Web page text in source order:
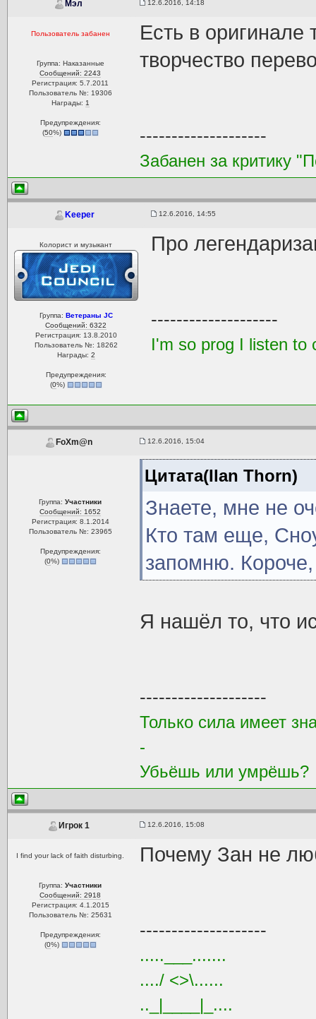
Мэл 12.6.2016, 14:18
Пользователь забанен
Группа: Наказанные
Сообщений: 2243
Регистрация: 5.7.2011
Пользователь №: 19306
Награды: 1
Предупреждения:
(50%)
Есть в оригинале
творчество
--------------------
Забанен за критику
Keeper 12.6.2016, 14:55
Колорист и музыкант
Группа: Ветераны JC
Сообщений: 6322
Регистрация: 13.8.2010
Пользователь №: 18262
Награды: 2
Предупреждения:
(0%)
Про
--------------------
I'm so prog I listen to
FoXm@n 12.6.2016, 15:04
Группа:Участники
Сообщений: 1652
Регистрация: 8.1.2014
Пользователь №: 23965
Предупреждения:
(0%)
Цитата(Ilan Thorn)
Знаете, мне не
Кто там еще,
запомню.
Я нашёл то, что
--------------------
Только сила имеет
-
Убьёшь или умрёшь?
Игрок 1 12.6.2016, 15:08
I find your lack of faith disturbing.
Группа:Участники
Сообщений: 2918
Регистрация: 4.1.2015
Пользователь №: 25631
Предупреждения:
(0%)
Почему Зан не
--------------------
.....___.......
..../ <>\......
.._|____|_....